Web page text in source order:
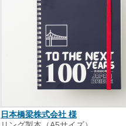
日本橋梁株式会社 様